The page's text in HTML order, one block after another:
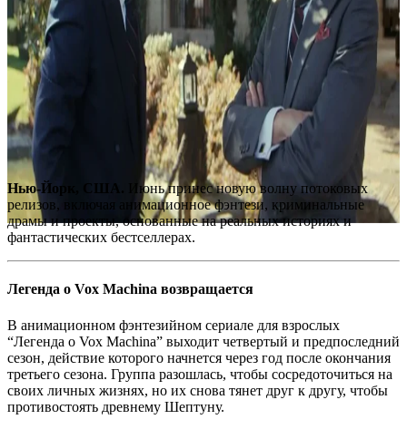
Нью-Йорк, США.
Июнь принес новую волну потоковых
релизов, включая анимационное фэнтези, криминальные
драмы и проекты, основанные на реальных историях и
фантастических бестселлерах.
Легенда о Vox Machina возвращается
В анимационном фэнтезийном сериале для взрослых
“Легенда о Vox Machina” выходит четвертый и предпоследний
сезон, действие которого начнется через год после окончания
третьего сезона. Группа разошлась, чтобы сосредоточиться на
своих личных жизнях, но их снова тянет друг к другу, чтобы
противостоять древнему Шептуну.